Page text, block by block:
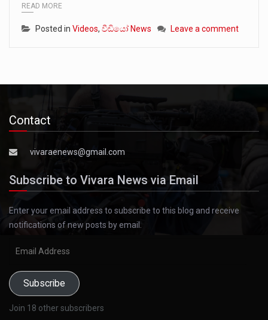
READ MORE
Posted in Videos, වීඩියෝ News Leave a comment
Contact
vivaraenews@gmail.com
Subscribe to Vivara News via Email
Enter your email address to subscribe to this blog and receive
notifications of new posts by email.
Subscribe
Join 18 other subscribers